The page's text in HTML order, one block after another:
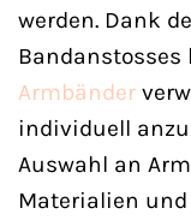
werden. Dank
Bandanstosses
Armbänder
individuell
Auswahl an
Materialien